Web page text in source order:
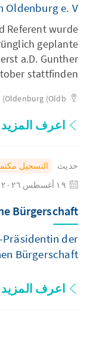
e. V.
Referent wurde
geplante
a.D. Gunther
stattfinden.
Oldenburg (Oldb)
اعرف المزيد
حديث
التسجيل
Bürgerschaft
Präsidentin der
Bürgerschaft
اعرف المزيد